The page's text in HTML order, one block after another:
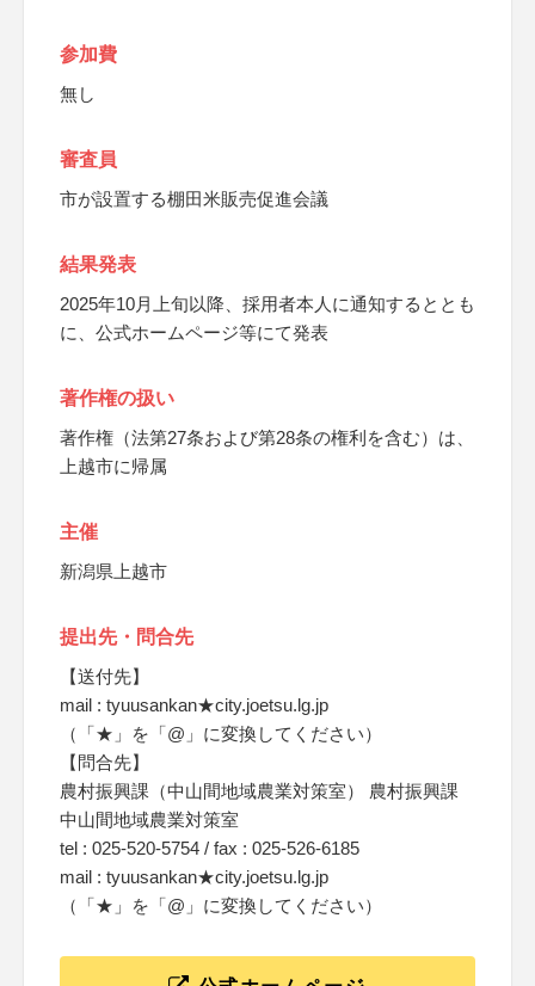
参加費
無し
審査員
市が設置する棚田米販売促進会議
結果発表
2025年10月上旬以降、採用者本人に通知するととも
に、公式ホームページ等にて発表
著作権の扱い
著作権（法第27条および第28条の権利を含む）は、
上越市に帰属
主催
新潟県上越市
提出先・問合先
【送付先】
mail : tyuusankan★city.joetsu.lg.jp
（「★」を「@」に変換してください）
【問合先】
農村振興課（中山間地域農業対策室） 農村振興課
中山間地域農業対策室
tel : 025-520-5754 / fax : 025-526-6185
mail : tyuusankan★city.joetsu.lg.jp
（「★」を「@」に変換してください）